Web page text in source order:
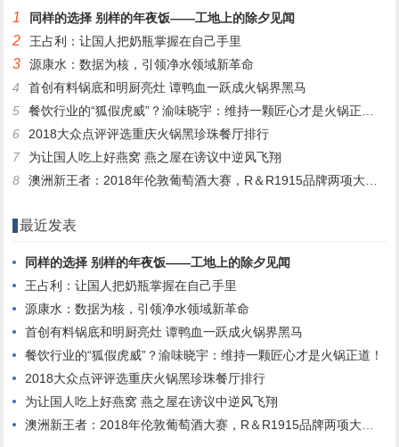
1 同样的选择 别样的年夜饭——工地上的除夕见闻
2 王占利：让国人把奶瓶掌握在自己手里
3
源康水：数据为核，引领净水领域新革命
4
首创有料锅底和明厨亮灶 谭鸭血一跃成火锅界黑马
5
餐饮行业的“狐假虎威”？渝味晓宇：维持一颗匠心才是火锅正道！
6
2018大众点评评选重庆火锅黑珍珠餐厅排行
7
为让国人吃上好燕窝 燕之屋在谤议中逆风飞翔
8
澳洲新王者：2018年伦敦葡萄酒大赛，R＆R1915品牌两项大奖收入囊中(图文)
最近发表
同样的选择 别样的年夜饭——工地上的除夕见闻
王占利：让国人把奶瓶掌握在自己手里
源康水：数据为核，引领净水领域新革命
首创有料锅底和明厨亮灶 谭鸭血一跃成火锅界黑马
餐饮行业的“狐假虎威”？渝味晓宇：维持一颗匠心才是火锅正道！
2018大众点评评选重庆火锅黑珍珠餐厅排行
为让国人吃上好燕窝 燕之屋在谤议中逆风飞翔
澳洲新王者：2018年伦敦葡萄酒大赛，R＆R1915品牌两项大奖收入囊中(图文)